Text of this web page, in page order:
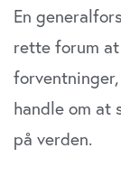
En
rette forum
handle om at
på verden.